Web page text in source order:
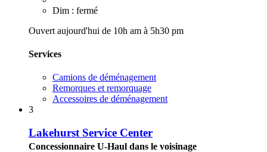
Dim : fermé
Ouvert aujourd'hui de 10h am à 5h30 pm
Services
Camions de déménagement
Remorques et remorquage
Accessoires de déménagement
3
Lakehurst Service Center
Concessionnaire U-Haul dans le voisinage